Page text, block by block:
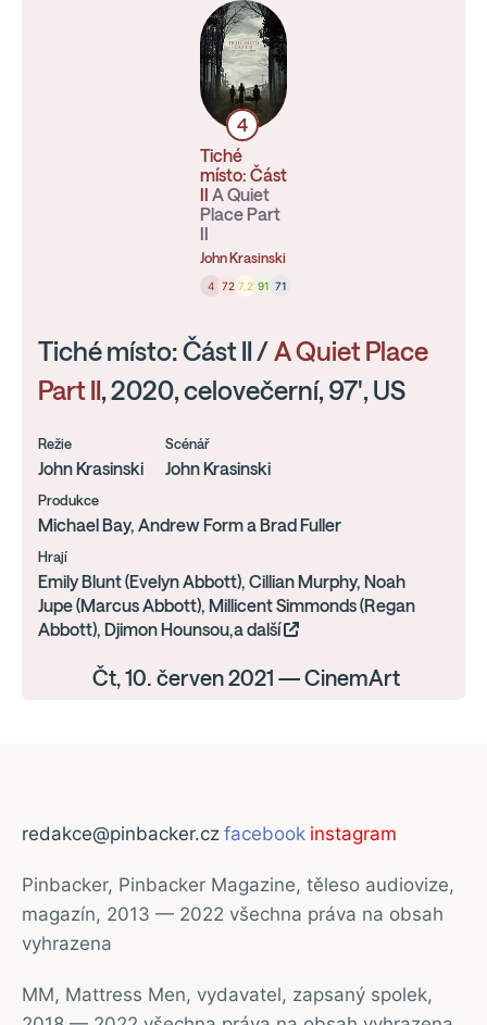
4
Tiché
místo: Část
II A Quiet
Place Part
II
John Krasinski
4 72 7.2 91 71
Tiché místo: Část II /A Quiet Place
Part II , 2020, celovečerní, 97', US
Režie
John Krasinski
Scénář
John Krasinski
Produkce
Michael Bay, Andrew Form a Brad Fuller
Hrají
Emily Blunt (Evelyn Abbott), Cillian Murphy, Noah
Jupe (Marcus Abbott), Millicent Simmonds (Regan
Abbott), Djimon Hounsou,a další
Čt, 10. červen 2021 — CinemArt
redakce@pinbacker.cz facebook instagram
Pinbacker, Pinbacker Magazine, těleso audiovize,
magazín, 2013 — 2022 všechna práva na obsah
vyhrazena
MM, Mattress Men, vydavatel, zapsaný spolek,